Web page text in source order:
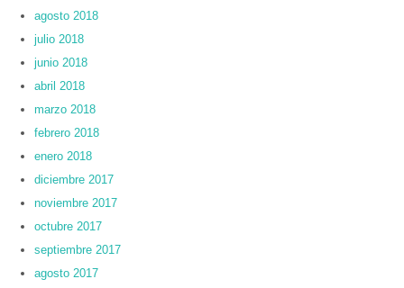
agosto 2018
julio 2018
junio 2018
abril 2018
marzo 2018
febrero 2018
enero 2018
diciembre 2017
noviembre 2017
octubre 2017
septiembre 2017
agosto 2017